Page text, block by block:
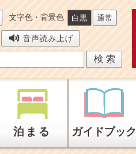
文字色・背景色 白黒
通常
音声読み上げ
泊まる ガイドブック